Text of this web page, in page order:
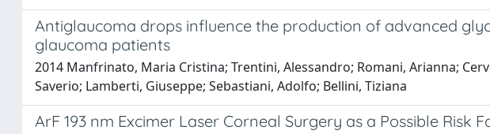
Antiglaucoma drops influence the production of advanced
glaucoma patients
2014 Manfrinato, Maria Cristina; Trentini, Alessandro; Romani, Arianna;
Saverio; Lamberti, Giuseppe; Sebastiani, Adolfo; Bellini, Tiziana
ArF 193 nm Excimer Laser Corneal Surgery as a Possible Risk